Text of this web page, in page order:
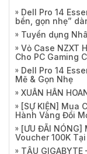
Dell Pro 14
bền, gọn nhẹ”
Tuyển dụng
Vỏ Case NZXT
Cho PC Gaming
Dell Pro 14
Mẽ & Gọn Nhẹ
XUÂN HÂN
[SỰ KIỆN] Mua
Hành Vàng Đổi
[ƯU ĐÃI
Voucher 100K
TẬU GIGABYTE